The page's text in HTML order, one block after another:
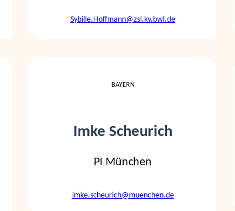
Sybille.Hoffmann@zsl.kv.bwl.de
BAYERN
Imke Scheurich
PI München
imke.scheurich@muenchen.de